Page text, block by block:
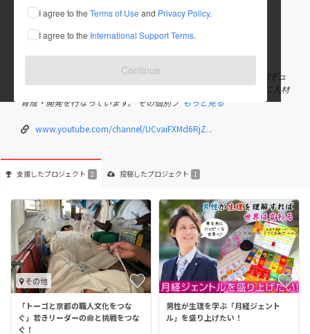
I agree to the Terms of Use and Privacy Policy.
I agree to the International Support Terms.
Continue
これまでに2回支援して1件のプロジェクトを投稿しています
在住国：日本 現在地：大阪府
出身国：日本 出身地：大阪府
主な事業 人材育成・開発 ・オンラインサロン ・経営塾 ・個別プロデュ
ース ・営業塾 ビジョンと数字に特化して、『行動』をキーワードに人材
育成・開発を行なっています。 その個別プ もっと見る
www.youtube.com/channel/UCvaiFXMd6RjZ...
支援したプロジェクト 2 投稿したプロジェクト 1
その他
「トーゴと京都の職人文化をつな
ぐ」若きリーダーの命と挑戦をつな
ぐ！
男性が生理を学ぶ「月経ジェント
ル」を盛り上げたい！